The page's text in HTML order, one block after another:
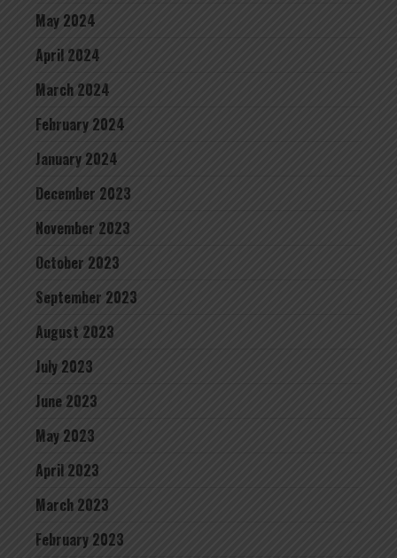
May 2024
April 2024
March 2024
February 2024
January 2024
December 2023
November 2023
October 2023
September 2023
August 2023
July 2023
June 2023
May 2023
April 2023
March 2023
February 2023